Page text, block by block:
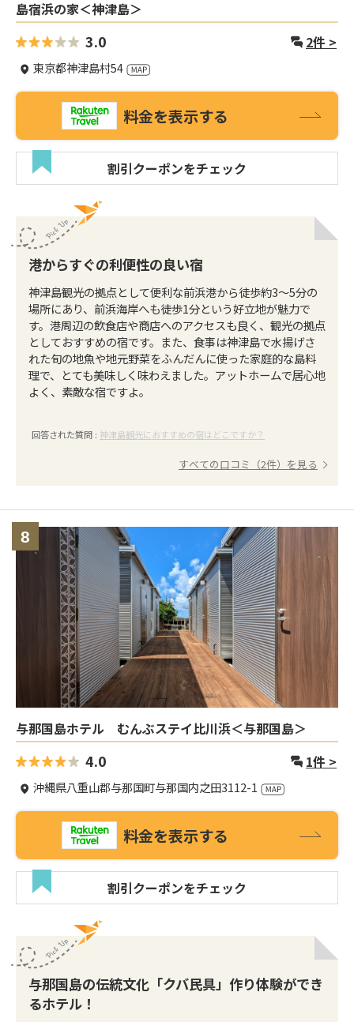
島宿浜の家＜神津島＞
3.0 2件 >
東京都神津島村54
料金を表示する
割引クーポンをチェック
港からすぐの利便性の良い宿
神津島観光の拠点として便利な前浜港から徒歩約3～5分の
場所にあり、前浜海岸へも徒歩1分という好立地が魅力で
す。港周辺の飲食店や商店へのアクセスも良く、観光の拠点
としておすすめの宿です。また、食事は神津島で水揚げさ
れた旬の地魚や地元野菜をふんだんに使った家庭的な島料
理で、とても美味しく味わえました。アットホームで居心地
よく、素敵な宿ですよ。
回答された質問 : 神津島観光におすすめの宿はどこですか？
すべての口コミ（2件）を見る
8
与那国島ホテル むんぶステイ比川浜＜与那国島＞
4.0 1件 >
沖縄県八重山郡与那国町与那国内之田3112-1
料金を表示する
割引クーポンをチェック
与那国島の伝統文化「クバ民具」作り体験ができ
るホテル！